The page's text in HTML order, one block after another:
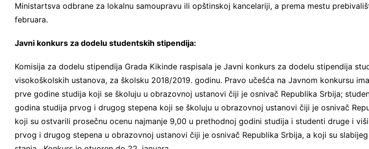
Ministartsva odbrane za lokalnu samoupravu ili opštinskoj kancelariji, a prema mestu
februara.
Javni konkurs za dodelu studentskih stipendija:
Komisija za dodelu stipendija Grada Kikinde raspisala je Javni konkurs za dodelu stipendija
visokoškolskih ustanova, za školsku 2018/2019. godinu. Pravo učešća na Javnom konkursu
prve godine studija koji se školuju u obrazovnoj ustanovi čiji je osnivač Republika Srbija;
godina studija prvog i drugog stepena koji se školuju u obrazovnoj ustanovi čiji je osnivač
koji su ostvarili prosečnu ocenu najmanje 9,00 u prethodnoj godini studija i studenti druge i
prvog i drugog stepena u obrazovnoj ustanovi čiji je osnivač Republika Srbija, a koji su